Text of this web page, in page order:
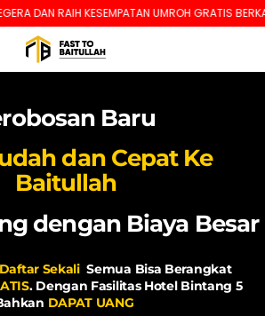
RAIH KESEMPATAN UMROH GRATIS BERKALI-
Baru
dan Cepat Ke
Baitullah
dengan Biaya Besar
Daftar Sekali Semua Bisa Berangkat
.Dengan Fasilitas Hotel Bintang 5
DAPAT UANG